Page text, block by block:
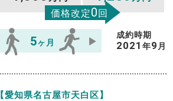
価格改定0回
5ヶ月
成約時期
2021 年9 月
【愛知県名古屋市天白区】